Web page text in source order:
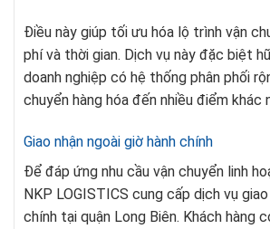
Điều này giúp tối ưu hóa lộ trình vận
phí và thời gian. Dịch vụ này đặc biệt
doanh nghiệp có hệ thống phân phối
chuyển hàng hóa đến nhiều điểm khác
Giao nhận ngoài giờ hành chính
Để đáp ứng nhu cầu vận chuyển linh
NKP LOGISTICS cung cấp dịch vụ
chính tại quận Long Biên. Khách hàng